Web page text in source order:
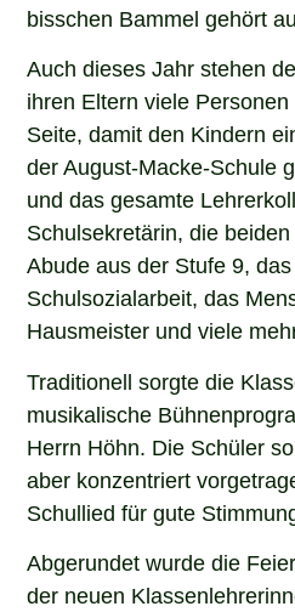
bisschen Bammel gehört
Auch dieses Jahr stehen
ihren Eltern viele
Seite, damit den Kindern
der August-Macke-Schule
und das gesamte
Schulsekretärin, die
Abude aus der Stufe 9,
Schulsozialarbeit, das
Hausmeister und viele
Traditionell sorgte die
musikalische
Herrn Höhn. Die Schüler
aber konzentriert
Schullied für gute
Abgerundet wurde die
der neuen